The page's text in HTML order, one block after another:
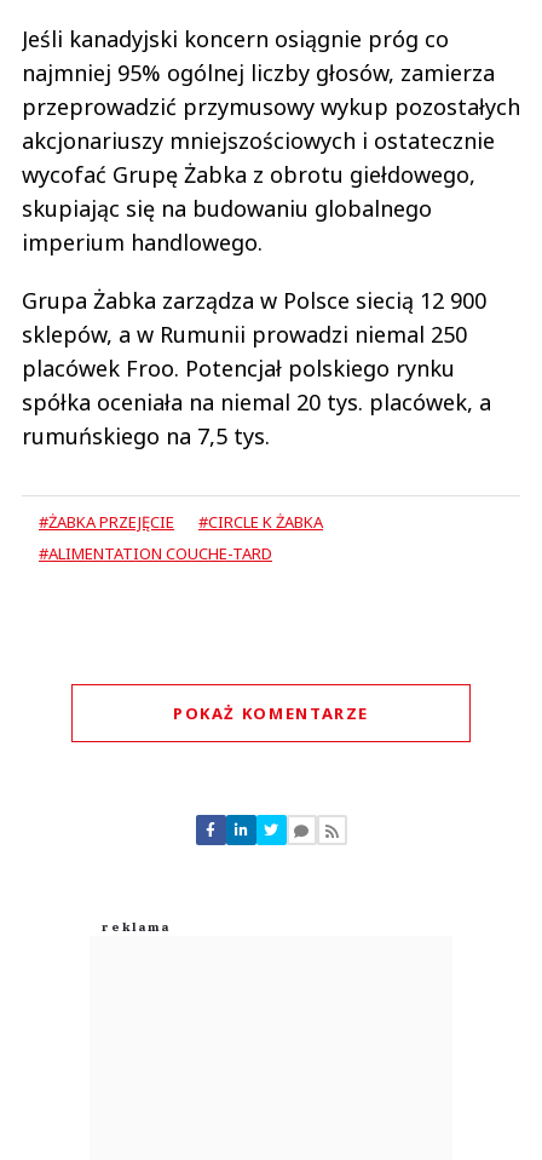
Jeśli kanadyjski koncern osiągnie próg co
najmniej 95% ogólnej liczby głosów, zamierza
przeprowadzić przymusowy wykup pozostałych
akcjonariuszy mniejszościowych i ostatecznie
wycofać Grupę Żabka z obrotu giełdowego,
skupiając się na budowaniu globalnego
imperium handlowego.
Grupa Żabka zarządza w Polsce siecią 12 900
sklepów, a w Rumunii prowadzi niemal 250
placówek Froo. Potencjał polskiego rynku
spółka oceniała na niemal 20 tys. placówek, a
rumuńskiego na 7,5 tys.
#ŻABKA PRZEJĘCIE
#CIRCLE K ŻABKA
#ALIMENTATION COUCHE-TARD
POKAŻ KOMENTARZE
Nie znaleziono komentarzy
Zostaw swoje komentarze